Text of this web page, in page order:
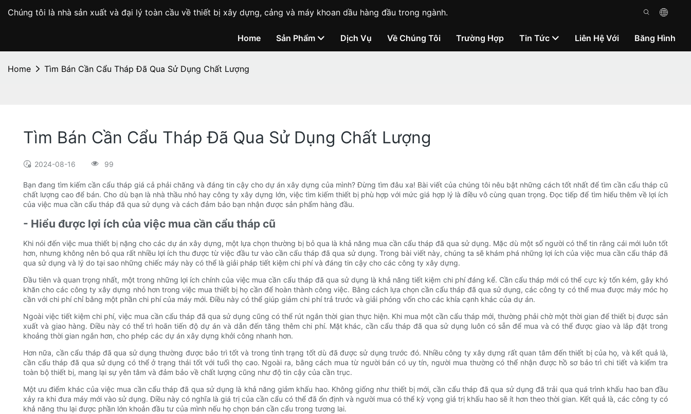
Chúng tôi là nhà sản xuất và đại lý toàn cầu về thiết bị xây dựng, cảng và máy khoan dầu hàng đầu trong ngành.
Home Sản Phẩm Dịch Vụ Về Chúng Tôi Trường Hợp Tin Tức Liên Hệ Với Băng Hình
Home Tìm Bán Cần Cẩu Tháp Đã Qua Sử Dụng Chất Lượng
Tìm Bán Cần Cẩu Tháp Đã Qua Sử Dụng Chất Lượng
2024-08-16 99
Bạn đang tìm kiếm cần cẩu tháp giá cả phải chăng và đáng tin cậy cho dự án xây dựng của mình? Đừng tìm đâu xa! Bài viết của chúng tôi nêu bật những cách tốt nhất để tìm cần cẩu tháp cũ
chất lượng cao để bán. Cho dù bạn là nhà thầu nhỏ hay công ty xây dựng lớn, việc tìm kiếm thiết bị phù hợp với mức giá hợp lý là điều vô cùng quan trọng. Đọc tiếp để tìm hiểu thêm về lợi ích
của việc mua cần cẩu tháp đã qua sử dụng và cách đảm bảo bạn nhận được sản phẩm hàng đầu.
- Hiểu được lợi ích của việc mua cần cẩu tháp cũ
Khi nói đến việc mua thiết bị nặng cho các dự án xây dựng, một lựa chọn thường bị bỏ qua là khả năng mua cần cẩu tháp đã qua sử dụng. Mặc dù một số người có thể tin rằng cái mới luôn tốt
hơn, nhưng không nên bỏ qua rất nhiều lợi ích thu được từ việc đầu tư vào cần cẩu tháp đã qua sử dụng. Trong bài viết này, chúng ta sẽ khám phá những lợi ích của việc mua cần cẩu tháp đã
qua sử dụng và lý do tại sao những chiếc máy này có thể là giải pháp tiết kiệm chi phí và đáng tin cậy cho các công ty xây dựng.
Đầu tiên và quan trọng nhất, một trong những lợi ích chính của việc mua cần cẩu tháp đã qua sử dụng là khả năng tiết kiệm chi phí đáng kể. Cần cẩu tháp mới có thể cực kỳ tốn kém, gây khó
khăn cho các công ty xây dựng nhỏ hơn trong việc mua thiết bị họ cần để hoàn thành công việc. Bằng cách lựa chọn cần cẩu tháp đã qua sử dụng, các công ty có thể mua được máy móc họ
cần với chi phí chỉ bằng một phần chi phí của máy mới. Điều này có thể giúp giảm chi phí trả trước và giải phóng vốn cho các khía cạnh khác của dự án.
Ngoài việc tiết kiệm chi phí, việc mua cần cẩu tháp đã qua sử dụng cũng có thể rút ngắn thời gian thực hiện. Khi mua một cần cẩu tháp mới, thường phải chờ một thời gian để thiết bị được sản
xuất và giao hàng. Điều này có thể trì hoãn tiến độ dự án và dẫn đến tăng thêm chi phí. Mặt khác, cần cẩu tháp đã qua sử dụng luôn có sẵn để mua và có thể được giao và lắp đặt trong
khoảng thời gian ngắn hơn, cho phép các dự án xây dựng khởi công nhanh hơn.
Hơn nữa, cần cẩu tháp đã qua sử dụng thường được bảo trì tốt và trong tình trạng tốt dù đã được sử dụng trước đó. Nhiều công ty xây dựng rất quan tâm đến thiết bị của họ, và kết quả là,
cần cẩu tháp đã qua sử dụng có thể ở trạng thái tốt với tuổi thọ cao. Ngoài ra, bằng cách mua từ người bán có uy tín, người mua thường có thể nhận được hồ sơ bảo trì chi tiết và kiểm tra
toàn bộ thiết bị, mang lại sự yên tâm và đảm bảo về chất lượng cũng như độ tin cậy của cần trục.
Một ưu điểm khác của việc mua cần cẩu tháp đã qua sử dụng là khả năng giảm khấu hao. Không giống như thiết bị mới, cần cẩu tháp đã qua sử dụng đã trải qua quá trình khấu hao ban đầu
xảy ra khi đưa máy mới vào sử dụng. Điều này có nghĩa là giá trị của cần cẩu có thể đã ổn định và người mua có thể kỳ vọng giá trị khấu hao sẽ ít hơn theo thời gian. Kết quả là, các công ty có
khả năng thu lại được phần lớn khoản đầu tư của mình nếu họ chọn bán cần cẩu trong tương lai.